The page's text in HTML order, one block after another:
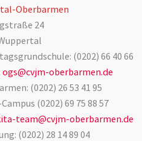
Oberbarmen
24
(0202) 66 40 66
ogs@cvjm-oberbarmen.de
(0202) 26 53 41 95
(0202) 69 75 88 57
team@cvjm-oberbarmen.de
(0202) 28 14 89 04